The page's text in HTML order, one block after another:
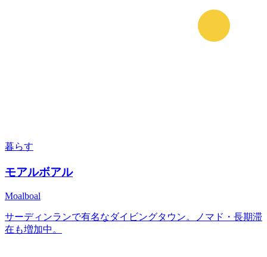
暮らす
モアルボアル
Moalboal
サーディンランで有名なダイビングタウン。ノマド・長期滞
在も増加中。